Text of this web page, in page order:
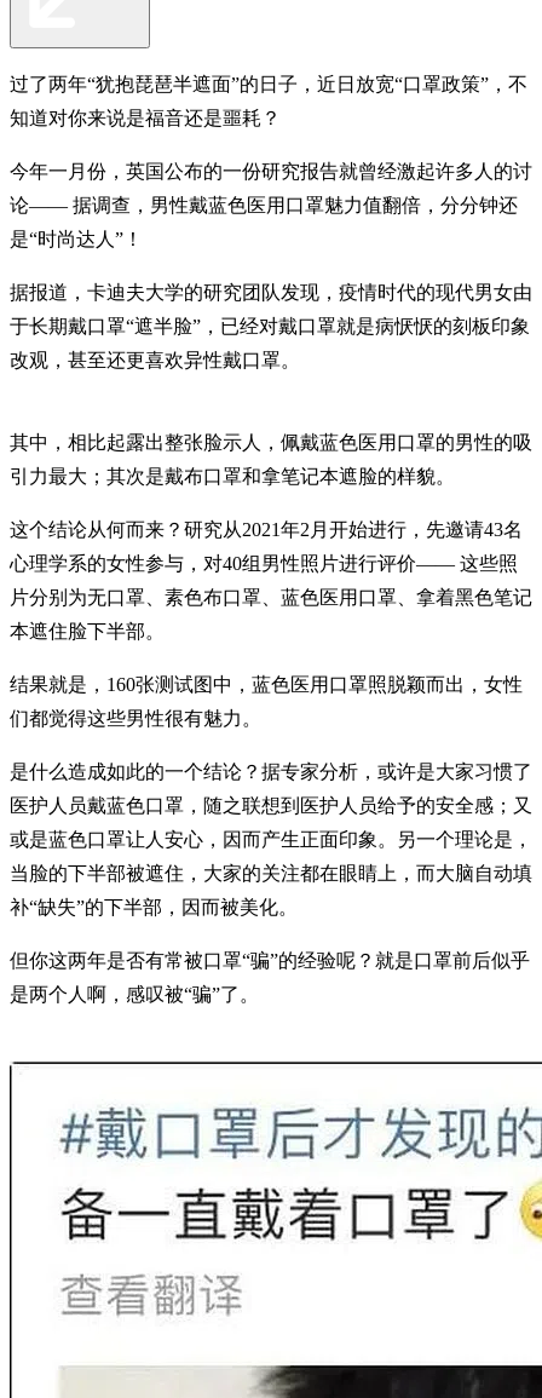
过了两年“犹抱琵琶半遮面”的日子，近日放宽“口罩政策”，不
知道对你来说是福音还是噩耗？
今年一月份，英国公布的一份研究报告就曾经激起许多人的讨
论—— 据调查，男性戴蓝色医用口罩魅力值翻倍，分分钟还
是“时尚达人”！
据报道，卡迪夫大学的研究团队发现，疫情时代的现代男女由
于长期戴口罩“遮半脸”，已经对戴口罩就是病恹恹的刻板印象
改观，甚至还更喜欢异性戴口罩。
其中，相比起露出整张脸示人，佩戴蓝色医用口罩的男性的吸
引力最大；其次是戴布口罩和拿笔记本遮脸的样貌。
这个结论从何而来？研究从2021年2月开始进行，先邀请43名
心理学系的女性参与，对40组男性照片进行评价—— 这些照
片分别为无口罩、素色布口罩、蓝色医用口罩、拿着黑色笔记
本遮住脸下半部。
结果就是，160张测试图中，蓝色医用口罩照脱颖而出，女性
们都觉得这些男性很有魅力。
是什么造成如此的一个结论？据专家分析，或许是大家习惯了
医护人员戴蓝色口罩，随之联想到医护人员给予的安全感；又
或是蓝色口罩让人安心，因而产生正面印象。另一个理论是，
当脸的下半部被遮住，大家的关注都在眼睛上，而大脑自动填
补“缺失”的下半部，因而被美化。
但你这两年是否有常被口罩“骗”的经验呢？就是口罩前后似乎
是两个人啊，感叹被“骗”了。